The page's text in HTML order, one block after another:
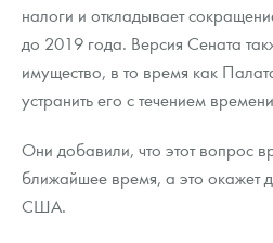
налоги и откладывает
до 2019 года. Версия Сената
имущество, в то время как
устранить его с течением
Они добавили, что этот вопрос
ближайшее время, а это окажет
США.